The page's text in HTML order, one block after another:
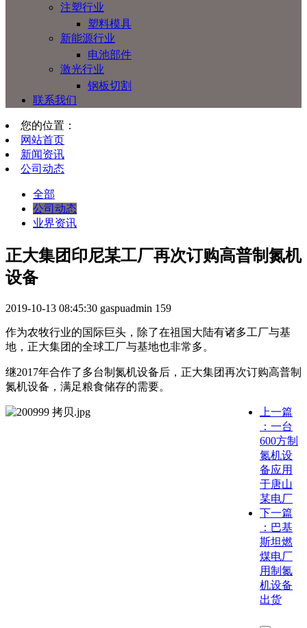
注塑行业
塑料模具
新能源行业
电池部件
激光行业
钢板切割
联系我们
您的位置：
网站首页
新闻资讯
公司动态
全部
公司动态
业界资讯
正大集团印尼某工厂再次订购高普制氮机
设备
2019-10-13 08:45:30 gaspuadmin 159
作为农牧行业的国际巨头，除了在祖国大陆有诸多工厂与基
地，正大集团的全球工厂与基地也非常多。
继2017年合作了多台制氮机设备后，正大集团再次订购高普制
氮机设备，满足粮食储存的需要。
上一篇
：一台
600方制
氮机设
备应用
于唐山
某电厂
下一篇
：巴基
斯坦燃
煤电厂
用制氮
机设备
出货